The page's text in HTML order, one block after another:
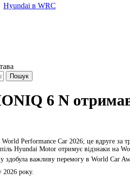
Hyundai в WRC
6 N
Performance Car 2026; це вдруге за
Hyundai Motor отримує відзнаки на
здобула важливу перемогу в World Car
2026 року.